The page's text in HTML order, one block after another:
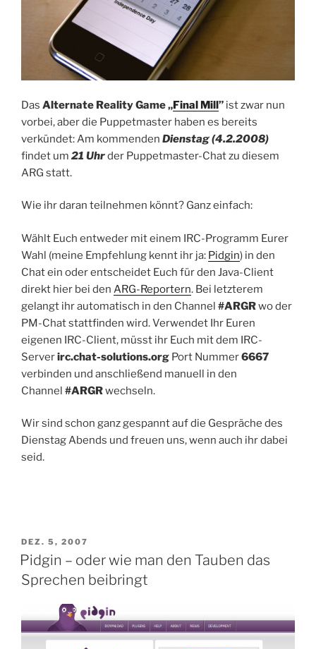
Das Alternate Reality Game „Final Mill” ist zwar nun
vorbei, aber die Puppetmaster haben es bereits
verkündet: Am kommenden Dienstag (4.2.2008)
findet um 21 Uhrder Puppetmaster-Chat zu diesem
ARG statt.
Wie ihr daran teilnehmen könnt? Ganz einfach:
Wählt Euch entweder mit einem IRC-Programm Eurer
Wahl (meine Empfehlung kennt ihr ja: Pidgin) in den
Chat ein oder entscheidet Euch für den Java-Client
direkt hier bei den ARG-Reportern. Bei letzterem
gelangt ihr automatisch in den Channel #ARGRwo der
PM-Chat stattfinden wird. Verwendet Ihr Euren
eigenen IRC-Client, müsst ihr Euch mit dem IRC-
Serverirc.chat-solutions.org Port Nummer6667
verbinden und anschließend manuell in den
Channel #ARGRwechseln.
Wir sind schon ganz gespannt auf die Gespräche des
Dienstag Abends und freuen uns, wenn auch ihr dabei
seid.
VERÖFFENTLICHT
AM
DEZ. 5, 2007
Pidgin – oder wie man den Tauben das
Sprechen beibringt